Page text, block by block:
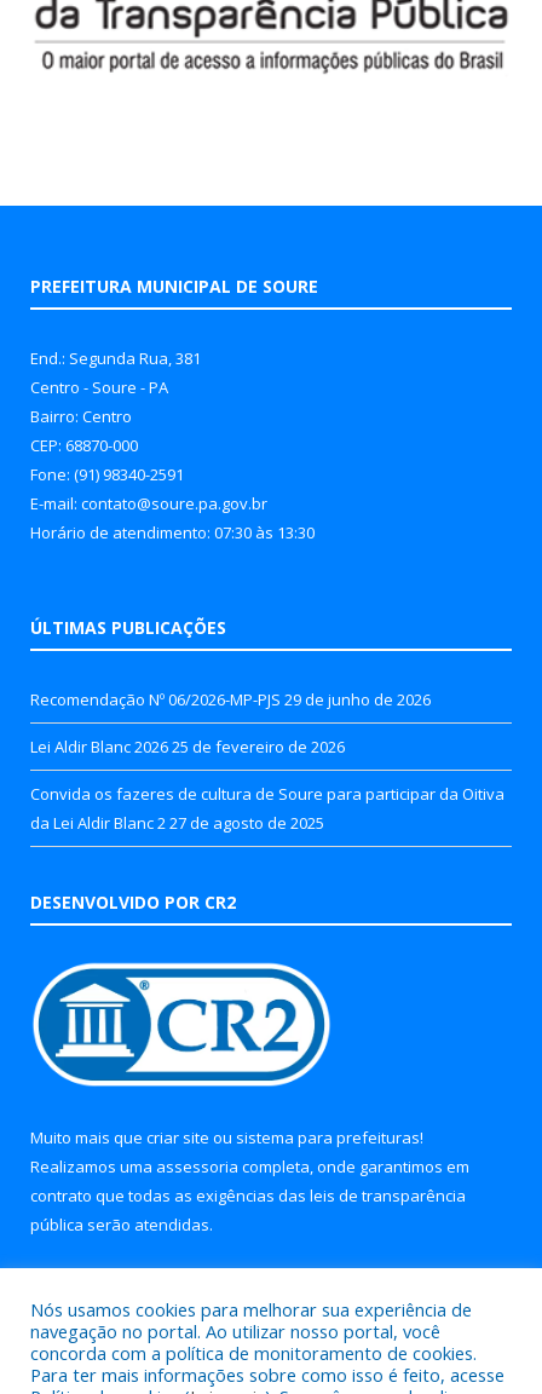
PREFEITURA MUNICIPAL DE SOURE
End.: Segunda Rua, 381
Centro - Soure - PA
Bairro: Centro
CEP: 68870-000
Fone: (91) 98340-2591
E-mail: contato@soure.pa.gov.br
Horário de atendimento: 07:30 às 13:30
ÚLTIMAS PUBLICAÇÕES
Recomendação Nº 06/2026-MP-PJS 29 de junho de 2026
Lei Aldir Blanc 202625 de fevereiro de 2026
Convida os fazeres de cultura de Soure para participar da Oitiva
da Lei Aldir Blanc 2 27 de agosto de 2025
DESENVOLVIDO POR CR2
Muito mais que criar site ou sistema para prefeituras!
Realizamos uma assessoria completa, onde garantimos em
contrato que todas as exigências das leis de transparência
pública serão atendidas.
Nós usamos cookies para melhorar sua experiência de
navegação no portal. Ao utilizar nosso portal, você
concorda com a política de monitoramento de cookies.
Para ter mais informações sobre como isso é feito, acesse